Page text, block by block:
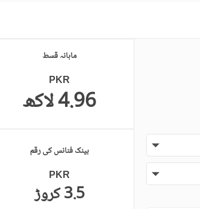
ماہانہ قسط
PKR
4.96 لاکھ
بینک فنانس کی رقم
PKR
3.5 کروڑ